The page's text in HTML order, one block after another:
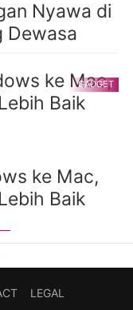
Nyawa di
Dewasa
GADGET
ke Mac,
Baik
LEGAL